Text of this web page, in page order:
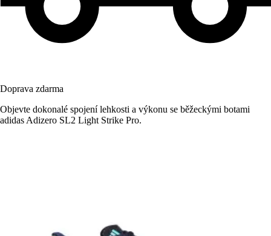
Doprava zdarma
Objevte dokonalé spojení lehkosti a výkonu se běžeckými botami
adidas Adizero SL2 Light Strike Pro.